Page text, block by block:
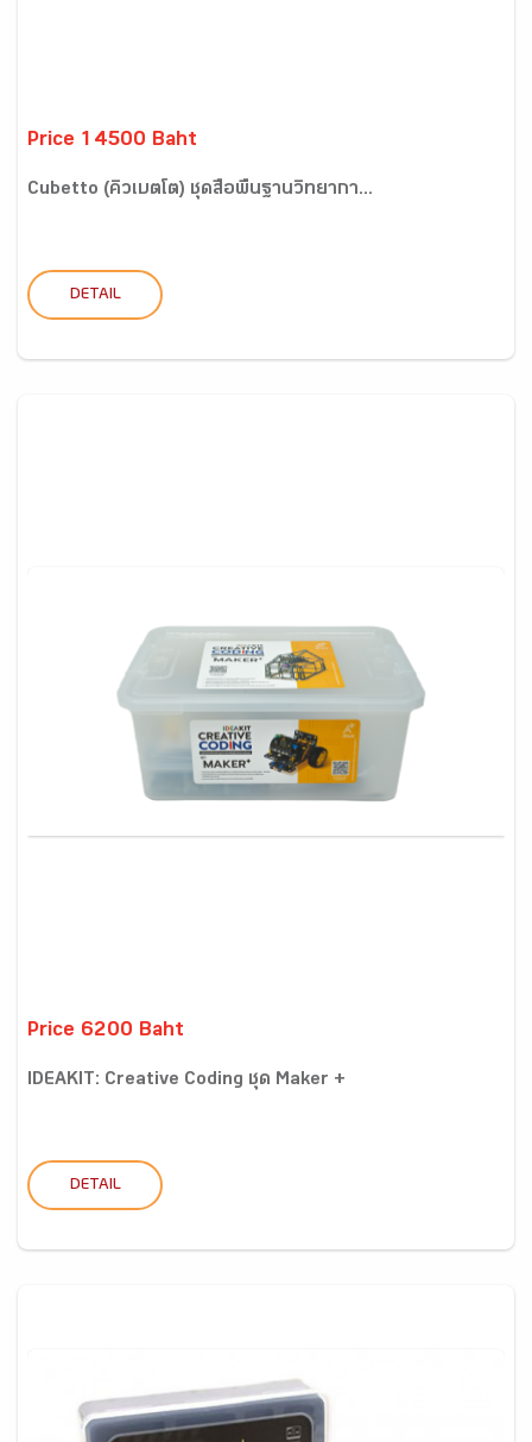
Price 14500 Baht
Cubetto (คิวเบตโต) ชุดสื่อพื้นฐานวิทยากา...
DETAIL
Price 6200 Baht
IDEAKIT: Creative Coding ชุด Maker +
DETAIL